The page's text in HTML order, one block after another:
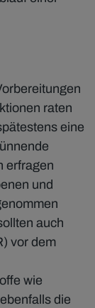
raten
eine
erfragen
und
auch
vor dem
wie
die